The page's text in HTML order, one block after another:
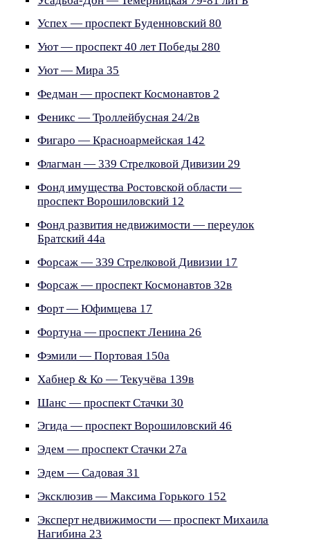
Успех — проспект Буденновский 80
Уют — проспект 40 лет Победы 280
Уют — Мира 35
Федман — проспект Космонавтов 2
Феникс — Троллейбусная 24/2в
Фигаро — Красноармейская 142
Флагман — 339 Стрелковой Дивизии 29
Фонд имущества Ростовской области —
проспект Ворошиловский 12
Фонд развития недвижимости — переулок
Братский 44а
Форсаж — 339 Стрелковой Дивизии 17
Форсаж — проспект Космонавтов 32в
Форт — Юфимцева 17
Фортуна — проспект Ленина 26
Фэмили — Портовая 150а
Хабнер & Ко — Текучёва 139в
Шанс — проспект Стачки 30
Эгида — проспект Ворошиловский 46
Эдем — проспект Стачки 27а
Эдем — Садовая 31
Эксклюзив — Максима Горького 152
Эксперт недвижимости — проспект Михаила
Нагибина 23